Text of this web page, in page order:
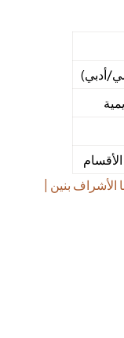
أدبي)
الأشراف بنين |